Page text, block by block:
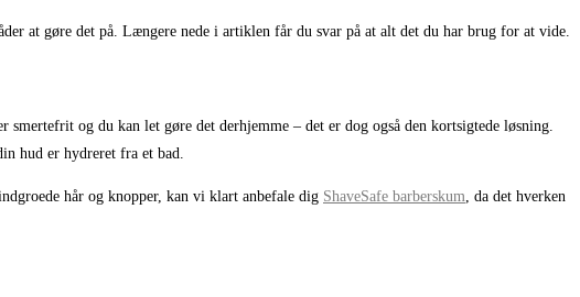
at gøre det på. Længere nede i artiklen får du svar på at alt det du har brug for at vide.
og du kan let gøre det derhjemme – det er dog også den kortsigtede løsning.
hud er hydreret fra et bad.
hår og knopper, kan vi klart anbefale dig ShaveSafe barberskum, da det hverken